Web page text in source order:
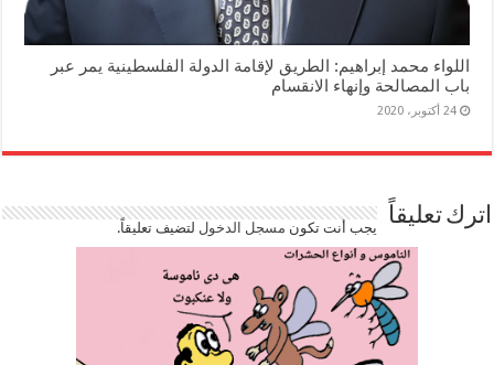
اللواء محمد إبراهيم: الطريق لإقامة الدولة الفلسطينية يمر عبر
باب المصالحة وإنهاء الانقسام
24 أكتوبر، 2020
اترك تعليقاً يجب أنت تكون مسجل الدخوللتضيف تعليقاً.